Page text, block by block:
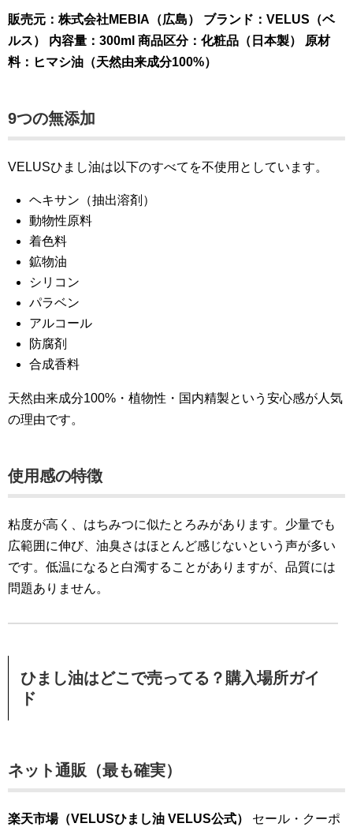
販売元：株式会社MEBIA（広島）
ブランド：VELUS（ベ
ルス）
内容量：300ml 商品区分：化粧品（日本製）
原材
料：ヒマシ油（天然由来成分100%）
9つの無添加
VELUSひまし油は以下のすべてを不使用としています。
ヘキサン（抽出溶剤）
動物性原料
着色料
鉱物油
シリコン
パラベン
アルコール
防腐剤
合成香料
天然由来成分100%・植物性・国内精製という安心感が人気
の理由です。
使用感の特徴
粘度が高く、はちみつに似たとろみがあります。少量でも
広範囲に伸び、油臭さはほとんど感じないという声が多い
です。低温になると白濁することがありますが、品質には
問題ありません。
ひまし油はどこで売ってる？購入場所ガイ
ド
ネット通販（最も確実）
楽天市場（VELUSひまし油 VELUS公式）
セール・クーポ